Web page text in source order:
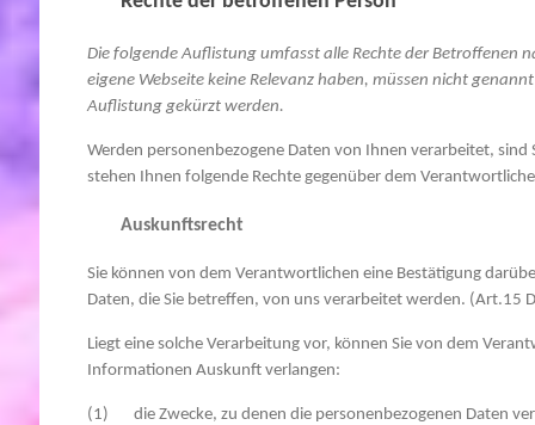
Die folgende Auflistung umfasst alle Rechte der Betroffenen
eigene Webseite keine Relevanz haben, müssen nicht
Auflistung gekürzt werden.
Werden personenbezogene Daten von Ihnen verarbeitet, sind
stehen Ihnen folgende Rechte gegenüber dem
Auskunftsrecht
Sie können von dem Verantwortlichen eine Bestätigung
Daten, die Sie betreffen, von uns verarbeitet werden. (Art.15
Liegt eine solche Verarbeitung vor, können Sie von dem
Informationen Auskunft verlangen:
(1) die Zwecke, zu denen die personenbezogenen Daten